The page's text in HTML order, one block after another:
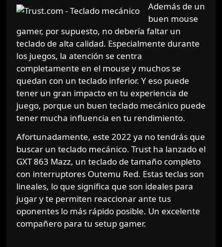
Además de un
buen mouse
gamer, por supuesto, no debería faltar un
teclado de alta calidad. Especialmente durante
los juegos, la atención se centra
completamente en el mouse y muchos se
quedan con un teclado inferior. Y eso puede
tener un gran impacto en tu experiencia de
juego, porque un buen teclado mecánico puede
tener mucha influencia en tu rendimiento.
Afortunadamente, este 2022 ya no tendrás que
buscar un teclado mecánico. Trust ha lanzado el
GXT 863 Mazz, un teclado de tamaño completo
con interruptores Outemu Red. Estas teclas son
lineales, lo que significa que son ideales para
jugar y te permiten reaccionar ante tus
oponentes lo más rápido posible. Un excelente
compañero para tu setup gamer.